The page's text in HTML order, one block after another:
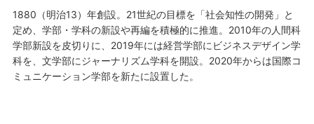
1880（明治13）年創設。21世紀の目標を「社会知性の開発」と
定め、学部・学科の新設や再編を積極的に推進。2010年の人間科
学部新設を皮切りに、2019年には経営学部にビジネスデザイン学
科を、文学部にジャーナリズム学科を開設。2020年からは国際コ
ミュニケーション学部を新たに設置した。